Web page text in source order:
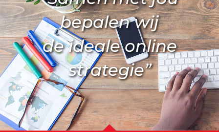
bepalen wij
de ideale online
strategie”